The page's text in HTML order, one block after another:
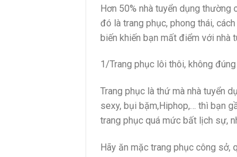
Hơn 50% nhà tuyển dụng
đó là trang phục, phong thái,
biến khiến bạn mất điểm với nhà
1/Trang phục lôi thôi, không đúng
Trang phục là thứ mà nhà tuyển
sexy, bụi bặm,Hiphop,… thì bạn
trang phục quá mức bất lịch sự,
Hãy ăn mặc trang phục công sở,